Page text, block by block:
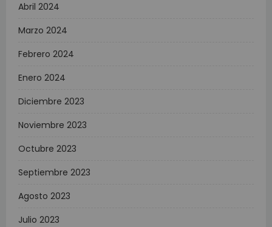
Abril 2024
Marzo 2024
Febrero 2024
Enero 2024
Diciembre 2023
Noviembre 2023
Octubre 2023
Septiembre 2023
Agosto 2023
Julio 2023